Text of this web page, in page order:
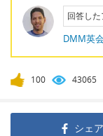
回答した
DMM英
100 43065
シェア